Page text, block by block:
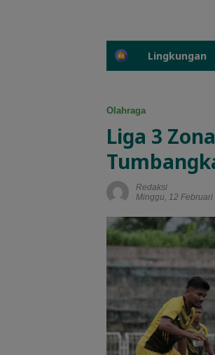
H
Lingkungan
Olahraga
Liga 3
Redaksi
Minggu, 12